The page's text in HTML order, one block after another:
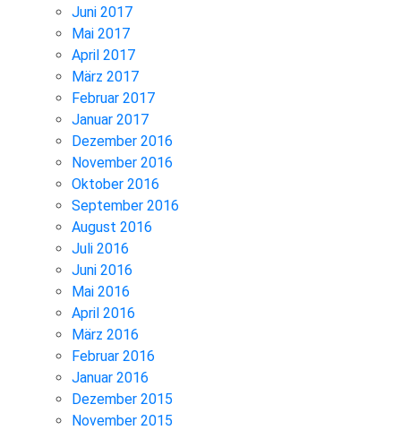
Juni 2017
Mai 2017
April 2017
März 2017
Februar 2017
Januar 2017
Dezember 2016
November 2016
Oktober 2016
September 2016
August 2016
Juli 2016
Juni 2016
Mai 2016
April 2016
März 2016
Februar 2016
Januar 2016
Dezember 2015
November 2015